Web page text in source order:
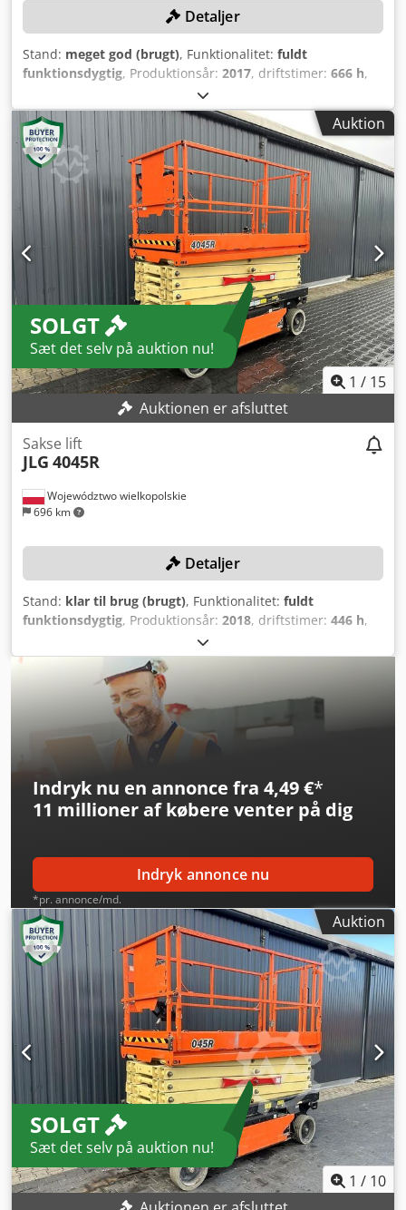
Detaljer
Stand: meget god (brugt), Funktionalitet: fuldt
funktionsdygtig, Produktionsår: 2017, driftstimer: 666 h,
B200045457
350 kg, arbejdshøjde:14.000 mm, Ingen minimumspris –
garanteret salg til det højeste bud! Djdpfxjznuzcj Apqekr
TEKNISKE DETALJER Arbejdshøjde: 14.000 mm Maksimal
belastning: 350 kg Driftstimer: 666 timer MASKINDETALJER
Batteri Batteritype: Motive T1275 Plus Batterispænding: 12
V Batterikapacitet: 150 Ah (C20) Batterikapacitet: 120 Ah
(C5) Ekstern reference: SL16151SP
Auktion
SOLGT
Sæt det selv på auktion nu!
1 / 15
Auktionen er afsluttet
Województwo wielkopolskie
696 km
Sakse lift
JLG 4045R
Detaljer
Stand: klar til brug (brugt), Funktionalitet: fuldt
funktionsdygtig, Produktionsår: 2018, driftstimer: 446 h,
B200048130
kg, løftehøjde:14.000 mm, tomvægt:3.195 kg, Ingen
minimumspris – garanteret salg til det højeste bud!
TEKNISKE DETALJER Løftehøjde: 14.000 mm Maksimal
lastekapacitet: 350 kg Maksimal sidelast: 400 N Dkodpfx
Apsziz T Usqsr MASKINENS DETALJER Driftstimer: 446
timer Totalvægt: 3.195 kg UDSTYR Oplader Ekstern
reference: SL16149SP
Indryk nu en annonce fra 4,49 €*
11 millioner af købere venter på dig
Indryk annonce nu
*pr. annonce/md.
Auktion
SOLGT
Sæt det selv på auktion nu!
1 / 10